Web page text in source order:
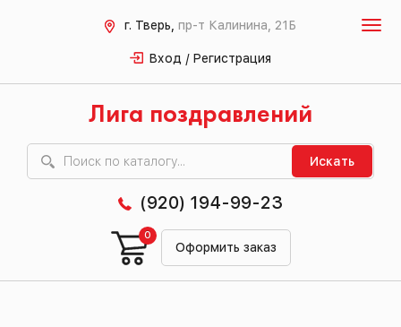
г. Тверь, пр-т Калинина, 21Б
Вход / Регистрация
Лига поздравлений
Искать
(920) 194-99-23
Оформить заказ
0